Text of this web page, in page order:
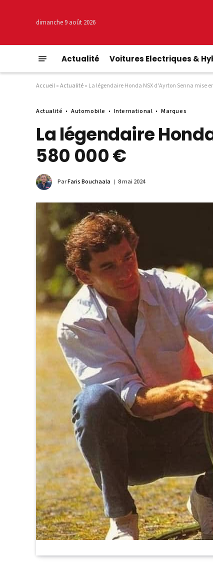
dimanche 9 août 2026
Actualité Voitures Electriques &
Accueil»Actualité» La légendaire Honda NSX d’Ayrton Senna mise
Actualité Automobile International Marques
La légendaire
580 000 €
ParFaris Bouchaala 8 mai 2024